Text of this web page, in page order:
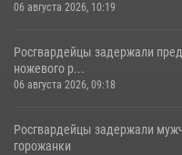
06 августа 2026, 10:19
Росгвардейцы задержали
ножевого р...
06 августа 2026, 09:18
Росгвардейцы задержали
горожанки